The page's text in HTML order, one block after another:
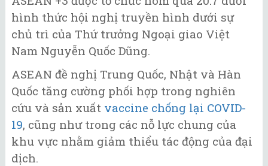
hình thức hội nghị truyền hình dưới sự
chủ trì của Thứ trưởng Ngoại giao Việt
Nam Nguyễn Quốc Dũng.
ASEAN đề nghị Trung Quốc, Nhật và Hàn
Quốc tăng cường phối hợp trong nghiên
cứu và sản xuất vaccine chống lại COVID-
19, cũng như trong các nỗ lực chung của
khu vực nhằm giảm thiểu tác động của đại
dịch.